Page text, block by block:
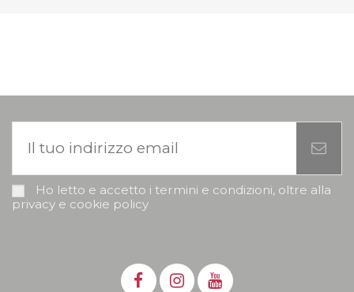
Ho letto e accetto i termini e condizioni, oltre alla
privacy e cookie policy